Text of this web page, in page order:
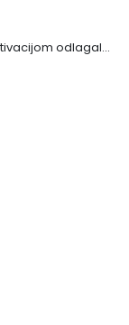
Zaštita životne sredine rekultivacijom odlagališta